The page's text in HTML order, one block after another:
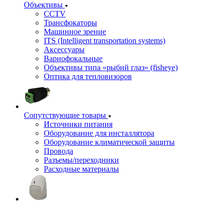
Объективы
CCTV
Трансфокаторы
Машинное зрение
ITS (Intelligent transportation systems)
Аксессуары
Вариофокальные
Объективы типа «рыбий глаз» (fisheye)
Оптика для тепловизоров
Сопутствующие товары
Источники питания
Оборудование для инсталлятора
Оборудование климатической защиты
Провода
Разъемы/переходники
Расходные материалы